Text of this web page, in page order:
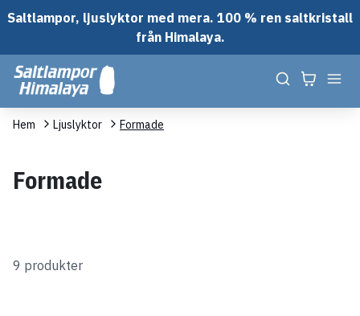
Saltlampor, ljuslyktor med mera. 100 % ren saltkristall
från Himalaya.
Hem Ljuslyktor Formade
Formade
9 produkter